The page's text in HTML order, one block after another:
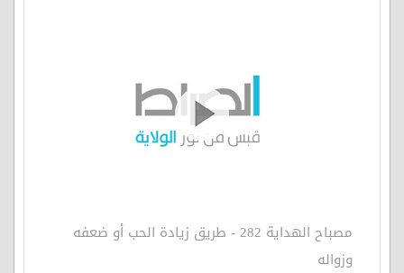
مصباح الهداية 282 - طريق زيادة الحب أو ضعفه
وزواله